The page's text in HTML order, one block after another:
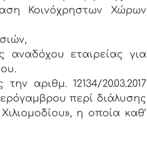
Κοινόχρηστων Χώρων
αναδόχου εταιρείας για
αριθμ. 12134/20.03.2017
περί διάλυσης
η οποία καθ’